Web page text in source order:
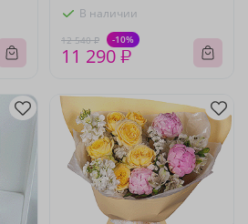
В наличии
12 540 ₽ -10%
11 290 ₽